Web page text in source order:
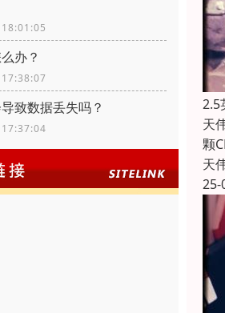
办？
致数据丢失吗？
2.5
天
颗
天
25-